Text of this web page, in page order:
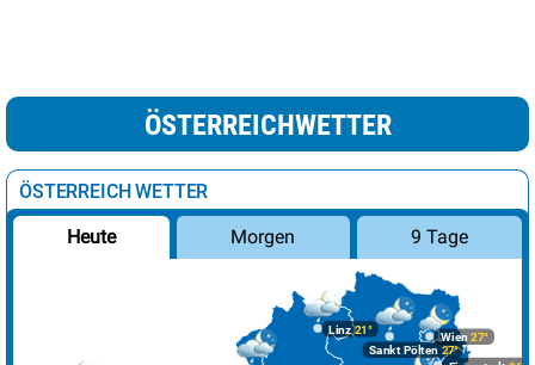
ÖSTERREICHWETTER
ÖSTERREICH WETTER
Heute Morgen 9 Tage
Linz21°
Wien 27°
Sankt Pölten 27°